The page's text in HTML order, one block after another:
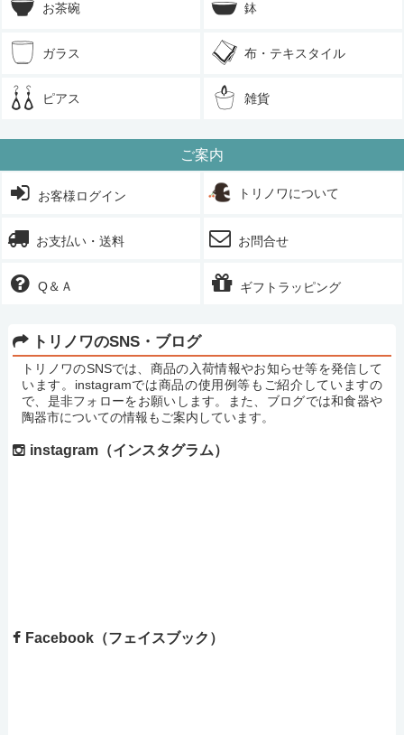
お茶碗 鉢
ガラス 布・テキスタイル
ピアス 雑貨
ご案内
お客様ログイン トリノワについて
お支払い・送料 お問合せ
Q＆Ａ ギフトラッピング
トリノワのSNS・ブログ
トリノワのSNSでは、商品の入荷情報やお知らせ等を発信して
います。instagramでは商品の使用例等もご紹介していますの
で、是非フォローをお願いします。また、ブログでは和食器や
陶器市についての情報もご案内しています。
instagram（インスタグラム）
Facebook（フェイスブック）